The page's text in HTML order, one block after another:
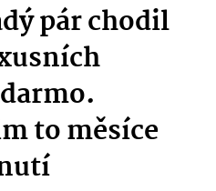
pár chodil
to měsíce